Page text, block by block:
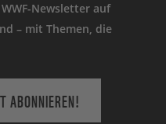
Newsletter auf
– mit Themen, die
ABONNIEREN!